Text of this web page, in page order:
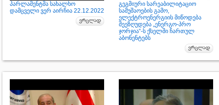
პარლამენტმა სახალხო
დამცველი ვერ აირჩია 22.12.2022
გეგმიური სარეაბილიტაციო
სამუშაოების გამო,
ელექტროენერგიის მიწოდება
შეეზღუდება „ენერგო-პრო
ჯორჯია“-ს ქსელში ჩართულ
აბონენტებს